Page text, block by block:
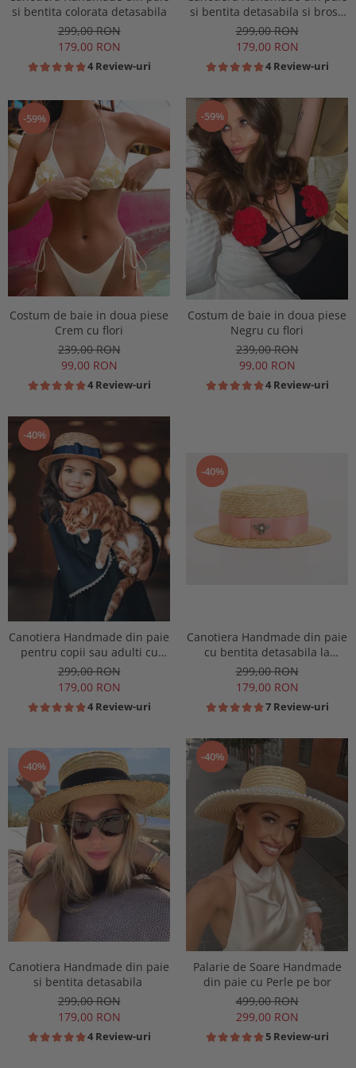
si bentita colorata detasabila
299,00 RON
179,00 RON
4 Review-uri
si bentita detasabila si brosa
la alegere
299,00 RON
179,00 RON
4 Review-uri
-59%
Costum de baie in doua piese
Crem cu flori
239,00 RON
99,00 RON
4 Review-uri
-59%
Costum de baie in doua piese
Negru cu flori
239,00 RON
99,00 RON
4 Review-uri
-40%
Canotiera Handmade din paie
pentru copii sau adulti cu
Borul cel mai mic
299,00 RON
179,00 RON
4 Review-uri
-40%
Canotiera Handmade din paie
cu bentita detasabila la
alegere
299,00 RON
179,00 RON
7 Review-uri
-40%
Canotiera Handmade din paie
si bentita detasabila
299,00 RON
179,00 RON
4 Review-uri
-40%
Palarie de Soare Handmade
din paie cu Perle pe bor
499,00 RON
299,00 RON
5 Review-uri